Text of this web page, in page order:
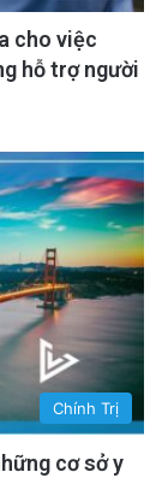
cho việc
hỗ trợ người
Chính Trị
cơ sở y